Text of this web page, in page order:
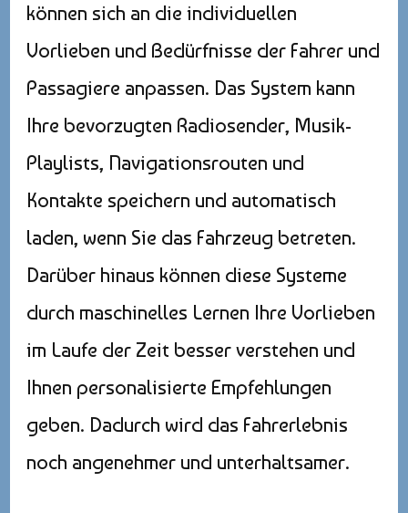
können sich an die individuellen
Vorlieben und Bedürfnisse der Fahrer und
Passagiere anpassen. Das System kann
Ihre bevorzugten Radiosender, Musik-
Playlists, Navigationsrouten und
Kontakte speichern und automatisch
laden, wenn Sie das Fahrzeug betreten.
Darüber hinaus können diese Systeme
durch maschinelles Lernen Ihre Vorlieben
im Laufe der Zeit besser verstehen und
Ihnen personalisierte Empfehlungen
geben. Dadurch wird das Fahrerlebnis
noch angenehmer und unterhaltsamer.